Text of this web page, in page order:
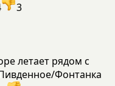
3
летает рядом с
Фонтанка